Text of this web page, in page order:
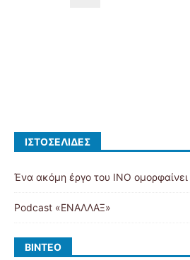
ΙΣΤΟΣΕΛΊΔΕΣ
Ένα ακόμη έργο του ΙΝΟ
Podcast «ΕΝΑΛΛΑΞ»
ΒΊΝΤΕΟ